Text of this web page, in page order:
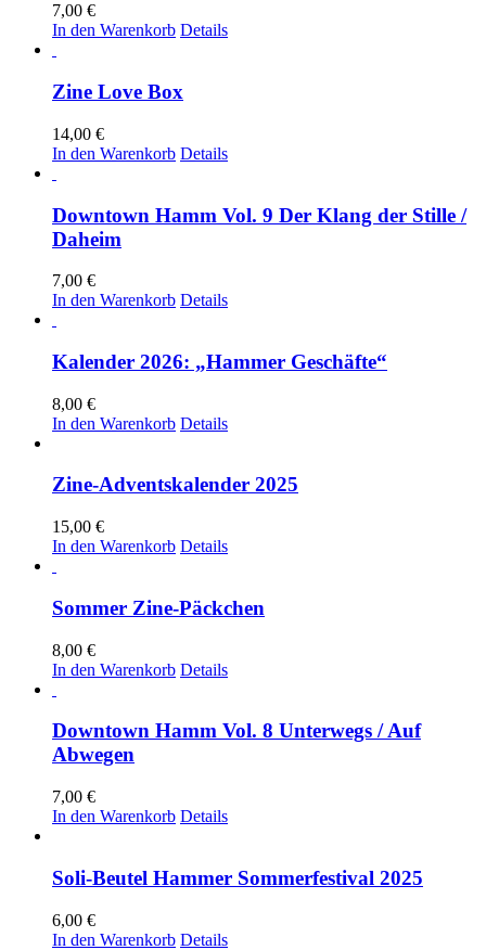
7,00 €
In den Warenkorb Details
Zine Love Box
14,00 €
In den Warenkorb Details
Downtown Hamm Vol. 9 Der Klang der Stille /
Daheim
7,00 €
In den Warenkorb Details
Kalender 2026: „Hammer Geschäfte“
8,00 €
In den Warenkorb Details
Zine-Adventskalender 2025
15,00 €
In den Warenkorb Details
Sommer Zine-Päckchen
8,00 €
In den Warenkorb Details
Downtown Hamm Vol. 8 Unterwegs / Auf
Abwegen
7,00 €
In den Warenkorb Details
Soli-Beutel Hammer Sommerfestival 2025
6,00 €
In den Warenkorb Details